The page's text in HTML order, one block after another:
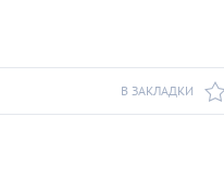
В ЗАКЛАДКИ